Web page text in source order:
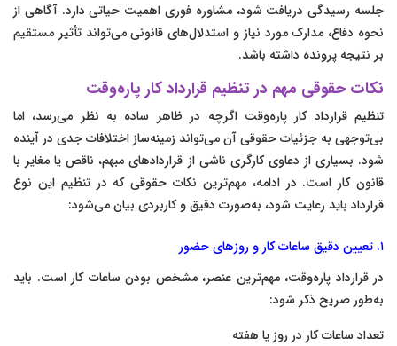
جلسه رسیدگی دریافت شود، مشاوره فوری اهمیت حیاتی دارد. آگاهی از
نحوه دفاع، مدارک مورد نیاز و استدلال‌های قانونی می‌تواند تأثیر مستقیم
بر نتیجه پرونده داشته باشد.
نکات حقوقی مهم در تنظیم قرارداد کار پاره‌وقت
تنظیم قرارداد کار پاره‌وقت اگرچه در ظاهر ساده به نظر می‌رسد، اما
بی‌توجهی به جزئیات حقوقی آن می‌تواند زمینه‌ساز اختلافات جدی در آینده
شود. بسیاری از دعاوی کارگری ناشی از قراردادهای مبهم، ناقص یا مغایر با
قانون کار است. در ادامه، مهم‌ترین نکات حقوقی که در تنظیم این نوع
قرارداد باید رعایت شود، به‌صورت دقیق و کاربردی بیان می‌شود:
۱. تعیین دقیق ساعات کار و روزهای حضور
در قرارداد پاره‌وقت، مهم‌ترین عنصر، مشخص بودن ساعات کار است. باید
به‌طور صریح ذکر شود:
تعداد ساعات کار در روز یا هفته